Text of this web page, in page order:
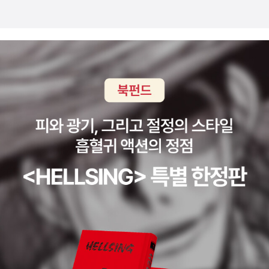
늙다리 청년의 존재는 새로운 삶을 찾아가는 걸음에 따라붙게 마련인
불안이나 미련 혹은 과거의 자신에 대한 애잔함 같은 것들이 반영된
것으로 보인다. 허남훈이 늙다리 청년에게 가장 많은 애착을 보이는
것도 그런 연유 때문이 아닐까 한다. 그렇다면 음식을 대접하는 자리
에서야 비로소 이름이 밝혀지는 플라멩코 강사, 강남훈은 허남훈의
어떤 시간을 암시하고 있을까? 그건 바로 현재다. 강남훈은 허남훈이
플라멩코를 배울 때, 춤만 가르치지 않고 몸과 마음을 엄격하게 관리
한다. 어떤 면에서 이것은 허남훈이 새롭게 주체적인 삶을 엮어가는
과정에서 흐트러질 수 있는 마음을 계속해서 스스로 다잡고 있는 것
의 투영일 수도 있다. 거기다 춤은 추고 있는 동안에만 존재한다. 현재
라는 과정에만 있을 수 있는 춤의 속성을 고려하자면 아무래도 강남
훈을 허남훈의 현재 모습을 가리키는 것이라 말할 수밖에 없다. 그러
면 카를로스는? 당연히 마지막으로 남은 허남훈의 미래 모습을 암시
한다. 카를로스는 여러모로 허남훈이 이대로 계속 주체적인 삶을 살
어떤 부분인지 등 현황을 좇을 수 있어서 좋았다. 황정아 교수의 글
''문학의 정치'를 다시 생각한다.'가 가장 기억에 남는다. 문학적 정치
수행의 까다로움, 협소하게 규정된 PC에 속박된 채로 제대로된 정치
성을 탐구하지 않는 문학의 현실, 공적 장소를 개인적 감수성에 예속
화한 탓에 사라지는 공공성 등 재미있는 논점이 많았다.한 달을 돌아
보며 무료하고, 무기력하고, 동기부여가 잘 되지 않았다. 책도 쇼핑만
하고 욕심만 많았지 정작 끈덕지게 읽고 생각을 꼼꼼하게 정리한 적
도 얼마 없었다. 뭐가 문제였을까. 아무래도 회사랑 코로나 영향이 큰
것 같지만 그 탓을 하며 자꾸만 아쉽게 허송세월하는 나에게 면죄부
를 주고 싶진 않다. 일단은 좀 비우기로 했다. '이것도 해야지, 저것도
해야지, 저거도 중요하고, 이거도 중요하고.' 욕심만 많아지니 부담감
만 심해지고, 읽지도 않을 뿐더러 쓰지도 않는다. 그래서 일단 책 말
고 한 권 가지고 다니는 거로 만족하기로 했다. 내가 무료하고, 무기력
하고, 자존감이 낮아지고, 공허해지는 이유는 꾸준히 쓰지 않아서다.
게 아니었다고. 신정론에 대한 논제는 핵심인물의 고통이 핵심인 만
큼 어차피 그는 고통받았고, 고통받을 운명이니까. 그게 바로 에이해
브고. 소설 초반에 펠레그 선장은 에이해브가 '좋은 사람'이며 '위엄있
고, 신앙심은 없지만 신 같은 사람', '왕관을 쓴 왕'같은 사람이었다고
묘사했다. 하지만 결혼을 하고 자식을 낳은 뒤 행복한 가정을 꾸리자
마자 다리를 잃었다. 갑작스러운 비극을 마주한 대부분의 사람이 그
비극의 불가해함 앞에서 분노하다가 결국 체념하지만, 에이해브는 그
렇지 않았다. 미쳐버린 핍이 영적인 지혜를 얻은 것으로 묘사되는 것
처럼 에이해브는 남들이 보지 못하는 사실 - 신의 이중적 면모 - 을 보
는 인물이었고 그는 그것을 끝까지 파헤치고자 했다. 그 면모가 구체
적인 사물로 형상화된 게 고래였던 것이고. (흰색이라는 색깔이 상징
하는 것처럼) 하지만 고래에 대한 그 수많은 지식이 있음에도 이슈메
일이 고래를 알 수 없다고 말하는 것처럼, 신도 멜빌에게 그런 대상이
었던 것 같다. 멜빌은 모순적이고 양가적인, 때로는 말이 되지도 않는
4, 교보로 달려가 봤으나, 그 손수건은 알라딘에서만 주는 굿즈였
네?! 역시 이 알라딘 굿즈 맛집이여. 아무튼 이 책은 세계 주요 SF문
학상인 로커스상, 휴고상, 제임스 팁트리 주니어상 최종 후보작으로
어슐러 K. 르 귄이 극찬한 최고의 여성 캐릭터가 등장한다. ‘70대 여
성 노인의 행성 생존기’ 이 소개만으로도 가슴이 뛰지 않는가! 니콜
라이 바실리예비치 고골, <디칸카 근교 마을의 야회>고골의 새 작품
집이 나왔다. 그의 초기 걸작들만을 모은 선집으로, 이 작품집에는 푸
시킨, 주콥스키 등 당시 최고의 문인들과 벨린스키 같은 비평가들로
부터 찬사를 받고 큰 인기를 누린 《디칸카 근교 마을의 야회》에 수록
된 작품들과 고골의 유일한 교양 소설이라 할 수 있는 <로마> 등이
함께 수록되어 있다. 저메이카 킨케이드, <루시>국내 초역작이라 냉
큼 사서 읽었다. 내가 많이 접하지 않았던 카리브해를 배경으로 한 작
품. 분노 많은 소녀 ‘루시’의 성장기. 서인도제도의 앤티가섬에서 태어